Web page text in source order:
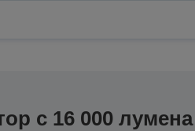
с 16 000 лумена